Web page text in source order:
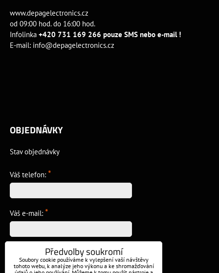
www.depagelectronics.cz
od 09:00 hod. do 16:00 hod.
Infolinka +420 731 169 266 pouze SMS nebo e-mail !
E-mail: info@depagelectronics.cz
OBJEDNÁVKY
Stav objednávky
Váš telefon: *
Váš e-mail: *
Předvolby soukromí
Soubory cookie používáme k vylepšení vaší návštěvy
tohoto webu, k analýze jeho výkonu a ke shromažďování